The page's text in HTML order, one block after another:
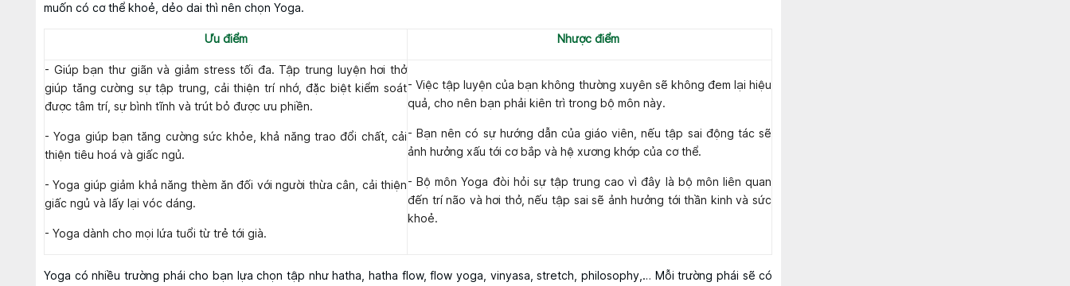
muốn có cơ thể khoẻ, dẻo dai thì nên chọn Yoga.
Ưu điểm Nhược điểm
- Giúp bạn thư giãn và giảm stress tối đa. Tập trung luyện hơi thở
giúp tăng cường sự tập trung, cải thiện trí nhớ, đặc biệt kiểm soát
được tâm trí, sự bình tĩnh và trút bỏ được ưu phiền.
- Yoga giúp bạn tăng cường sức khỏe, khả năng trao đổi chất, cải
thiện tiêu hoá và giấc ngủ.
- Yoga giúp giảm khả năng thèm ăn đối với người thừa cân, cải thiện
giấc ngủ và lấy lại vóc dáng.
- Yoga dành cho mọi lứa tuổi từ trẻ tới già.
- Việc tập luyện của bạn không thường xuyên sẽ không đem lại hiệu
quả, cho nên bạn phải kiên trì trong bộ môn này.
- Bạn nên có sự hướng dẫn của giáo viên, nếu tập sai động tác sẽ
ảnh hưởng xấu tới cơ bắp và hệ xương khớp của cơ thể.
- Bộ môn Yoga đòi hỏi sự tập trung cao vì đây là bộ môn liên quan
đến trí não và hơi thở, nếu tập sai sẽ ảnh hưởng tới thần kinh và sức
khoẻ.
Yoga có nhiều trường phái cho bạn lựa chọn tập như hatha, hatha flow, flow yoga, vinyasa, stretch, philosophy,… Mỗi trường phái sẽ có